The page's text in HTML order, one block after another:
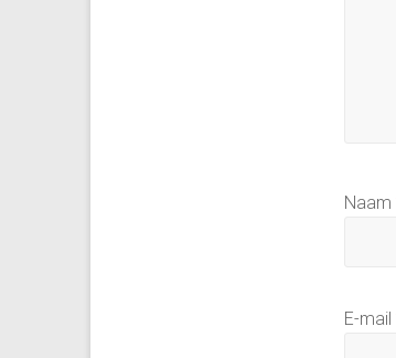
Naam
E-mail